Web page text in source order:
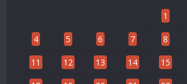
1
4 5 6 7 8
11 12 13 14 15